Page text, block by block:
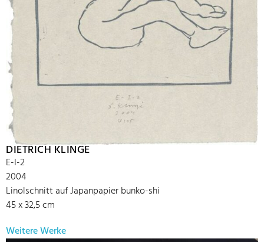
DIETRICH KLINGE
E-I-2
2004
Linolschnitt auf Japanpapier bunko-shi
45 x 32,5 cm
Weitere Werke